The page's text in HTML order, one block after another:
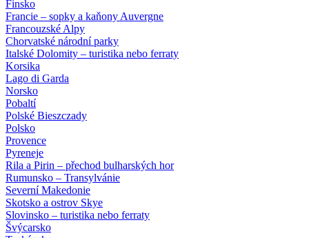
Finsko
Francie – sopky a kaňony Auvergne
Francouzské Alpy
Chorvatské národní parky
Italské Dolomity – turistika nebo ferraty
Korsika
Lago di Garda
Norsko
Pobaltí
Polské Bieszczady
Polsko
Provence
Pyreneje
Rila a Pirin – přechod bulharských hor
Rumunsko – Transylvánie
Severní Makedonie
Skotsko a ostrov Skye
Slovinsko – turistika nebo ferraty
Švýcarsko